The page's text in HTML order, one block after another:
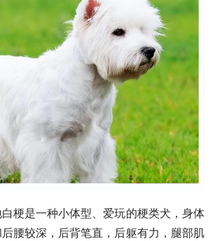
梗是一种小体型、爱玩的梗类犬，身体
腰较深，后背笔直，后躯有力，腿部肌